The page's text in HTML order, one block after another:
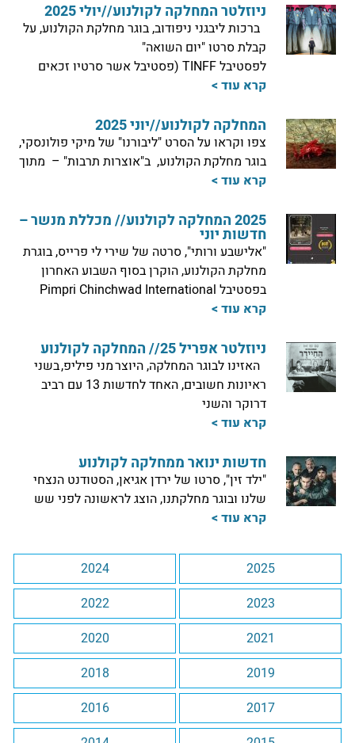
ניוזלטר המחלקה לקולנוע//יולי 2025
ברכות ליבגני ניפודוב, בוגר מחלקת הקולנוע, על
קבלת סרטו "יום השואה"
לפסטיבל TINFF (פסטיבל אשר סרטיו זכאים
קרא עוד >
המחלקה לקולנוע//יוני 2025
צפו וקראו על הסרט "ליבורנו" של מיקי פולונסקי,
בוגר מחלקת הקולנוע, ב"אוצרות תרבות" – מתוך
קרא עוד >
2025 המחלקה לקולנוע// מכללת מנשר –
חדשות יוני
"אלישבע ורותי", סרטה של שירי לי פרייס, בוגרת
מחלקת הקולנוע, הוקרן בסוף השבוע האחרון
בפסטיבל Pimpri Chinchwad International
קרא עוד >
ניוזלטר אפריל 25// המחלקה לקולנוע
האזינו לבוגר המחלקה, היוצר מני פיליפ, בשני
ראיונות חשובים, האחד לחדשות 13 עם רביב
דרוקר והשני
קרא עוד >
חדשות ינואר ממחלקה לקולנוע
"ילד זין", סרטו של ירדן אגיאן, הסטודנט הנצחי
שלנו ובוגר מחלקתנו, הוצג לראשונה לפני שש
קרא עוד >
2025
2024
2023
2022
2021
2020
2019
2018
2017
2016